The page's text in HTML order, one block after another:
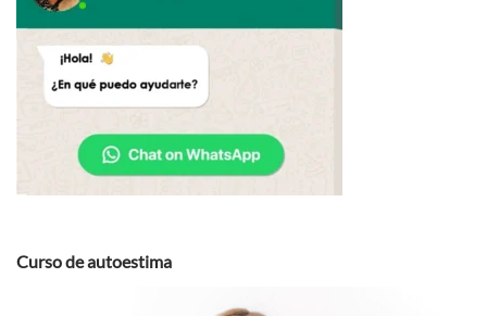
Curso de autoestima